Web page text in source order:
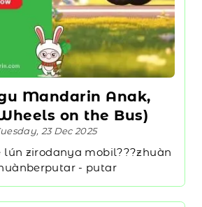
Mandarin Anak,
on the Bus)
23 Dec 2025
lún zirodanya mobil???zhuàn
- putar